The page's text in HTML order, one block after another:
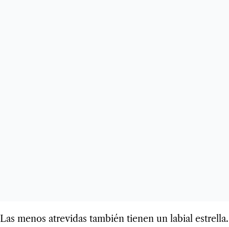
Las menos atrevidas también tienen un labial estrella.